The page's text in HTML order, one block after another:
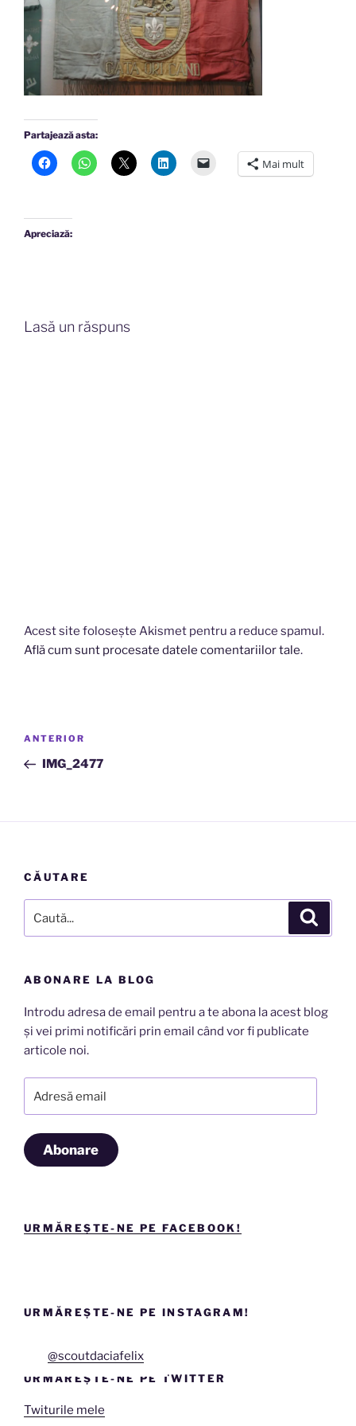
Partajează asta:
Mai mult
Apreciază:
Lasă un răspuns
Acest site folosește Akismet pentru a reduce spamul.
Află cum sunt procesate datele comentariilor tale.
Navigare
articole
Articolul
anterior
ANTERIOR
IMG_2477
CĂUTARE
după:
ABONARE LA BLOG
Introdu adresa de email pentru a te abona la acest blog
și vei primi notificări prin email când vor fi publicate
articole noi.
Abonare
URMĂREȘTE-NE PE FACEBOOK!
URMĂREȘTE-NE PE INSTAGRAM!
@scoutdaciafelix
URMĂREȘTE-NE PE TWITTER
Twiturile mele